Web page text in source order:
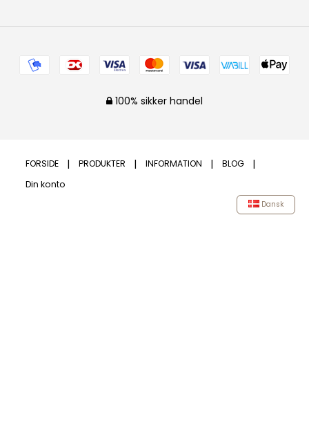
100% sikker handel
FORSIDE PRODUKTER INFORMATION
BLOG
Din konto
Dansk